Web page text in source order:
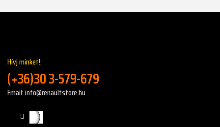
Hívj minket!:
(+36)30 3-579-679
Email: info@renaultstore.hu